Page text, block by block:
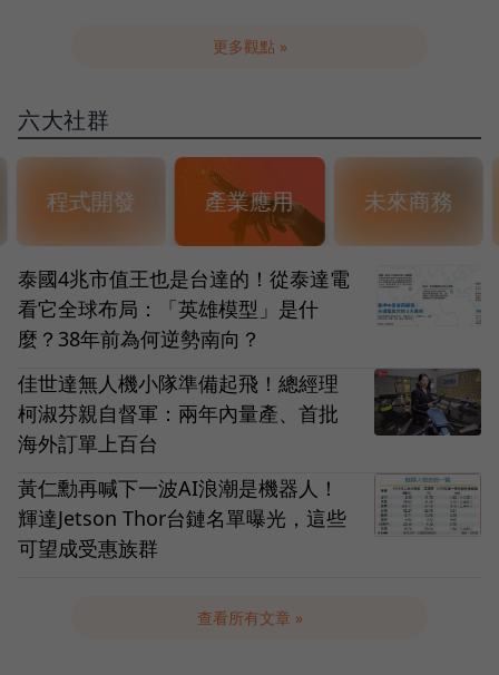
更多觀點 »
六大社群
程式開發 產業應用 未來商務
泰國4兆市值王也是台達的！從泰達電
看它全球布局：「英雄模型」是什
麼？38年前為何逆勢南向？
佳世達無人機小隊準備起飛！總經理
柯淑芬親自督軍：兩年內量產、首批
海外訂單上百台
黃仁勳再喊下一波AI浪潮是機器人！
輝達Jetson Thor台鏈名單曝光，這些
可望成受惠族群
查看所有文章 »